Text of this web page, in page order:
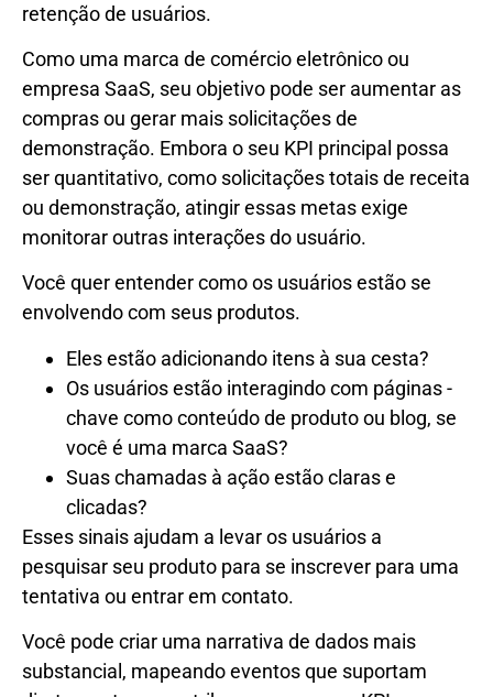
retenção de usuários.
Como uma marca de comércio eletrônico ou
empresa SaaS, seu objetivo pode ser aumentar as
compras ou gerar mais solicitações de
demonstração. Embora o seu KPI principal possa
ser quantitativo, como solicitações totais de receita
ou demonstração, atingir essas metas exige
monitorar outras interações do usuário.
Você quer entender como os usuários estão se
envolvendo com seus produtos.
Eles estão adicionando itens à sua cesta?
Os usuários estão interagindo com páginas -
chave como conteúdo de produto ou blog, se
você é uma marca SaaS?
Suas chamadas à ação estão claras e
clicadas?
Esses sinais ajudam a levar os usuários a
pesquisar seu produto para se inscrever para uma
tentativa ou entrar em contato.
Você pode criar uma narrativa de dados mais
substancial, mapeando eventos que suportam